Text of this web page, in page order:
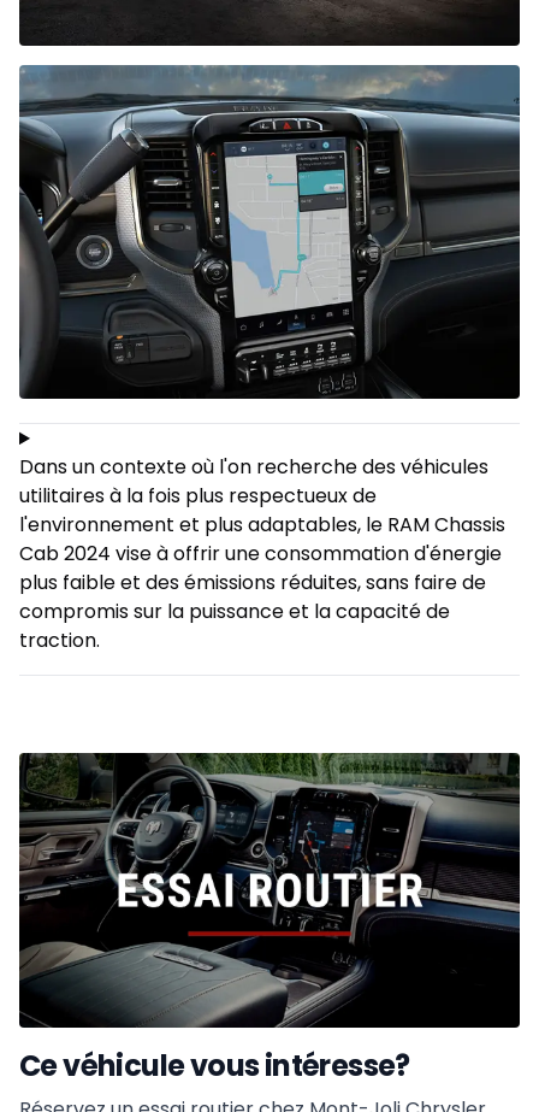
Dans un contexte où l'on recherche des véhicules
utilitaires à la fois plus respectueux de
l'environnement et plus adaptables, le RAM Chassis
Cab 2024 vise à offrir une consommation d'énergie
plus faible et des émissions réduites, sans faire de
compromis sur la puissance et la capacité de
traction.
Ce véhicule vous intéresse?